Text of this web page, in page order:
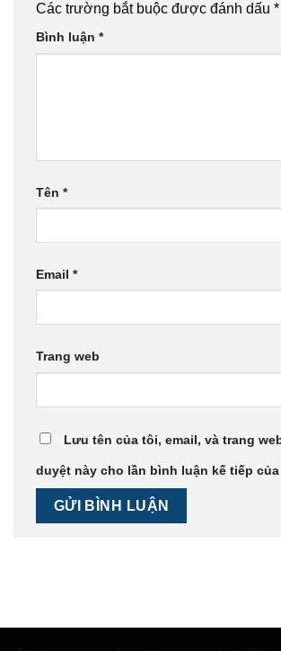
Các trường bắt buộc được đánh dấu *
Bình luận *
Tên *
Email *
Trang web
Lưu tên của tôi, email, và trang
duyệt này cho lần bình luận kế tiếp